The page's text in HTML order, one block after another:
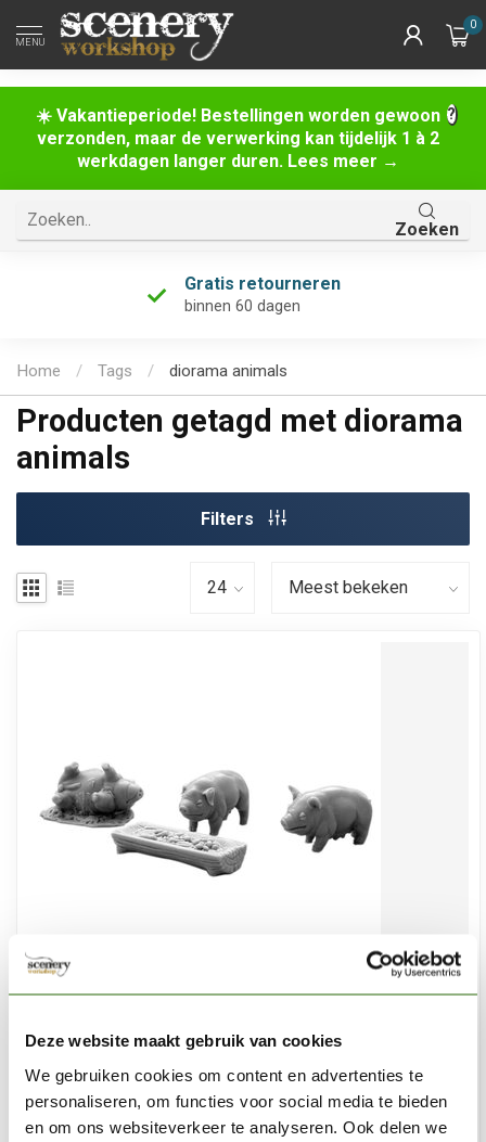
Deze website maakt gebruik van cookies
We gebruiken cookies om content en advertenties te
personaliseren, om functies voor social media te bieden
en om ons websiteverkeer te analyseren. Ook delen we
☀️ Vakantieperiode! Bestellingen worden gewoon
verzonden, maar de verwerking kan tijdelijk 1 à 2
werkdagen langer duren. Lees meer →
MENU
0
Zoeken
Gratis retourneren
binnen 60 dagen
Home / Tags / diorama animals
Producten getagd met diorama
animals
Filters
Three Pigs & Through - 4x - MM-0055
€11,69
Niet op voorraad